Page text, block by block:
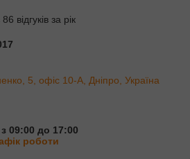
відгуків за рік
5, офіс 10-А, Дніпро, Україна
09:00 до 17:00
роботи